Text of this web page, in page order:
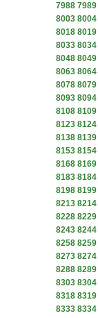
7988 7989
8003 8004
8018 8019
8033 8034
8048 8049
8063 8064
8078 8079
8093 8094
8108 8109
8123 8124
8138 8139
8153 8154
8168 8169
8183 8184
8198 8199
8213 8214
8228 8229
8243 8244
8258 8259
8273 8274
8288 8289
8303 8304
8318 8319
8333 8334